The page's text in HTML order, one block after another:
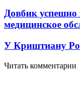
Довбик успешно
медицинское
У Криштиану
Читать комментарии